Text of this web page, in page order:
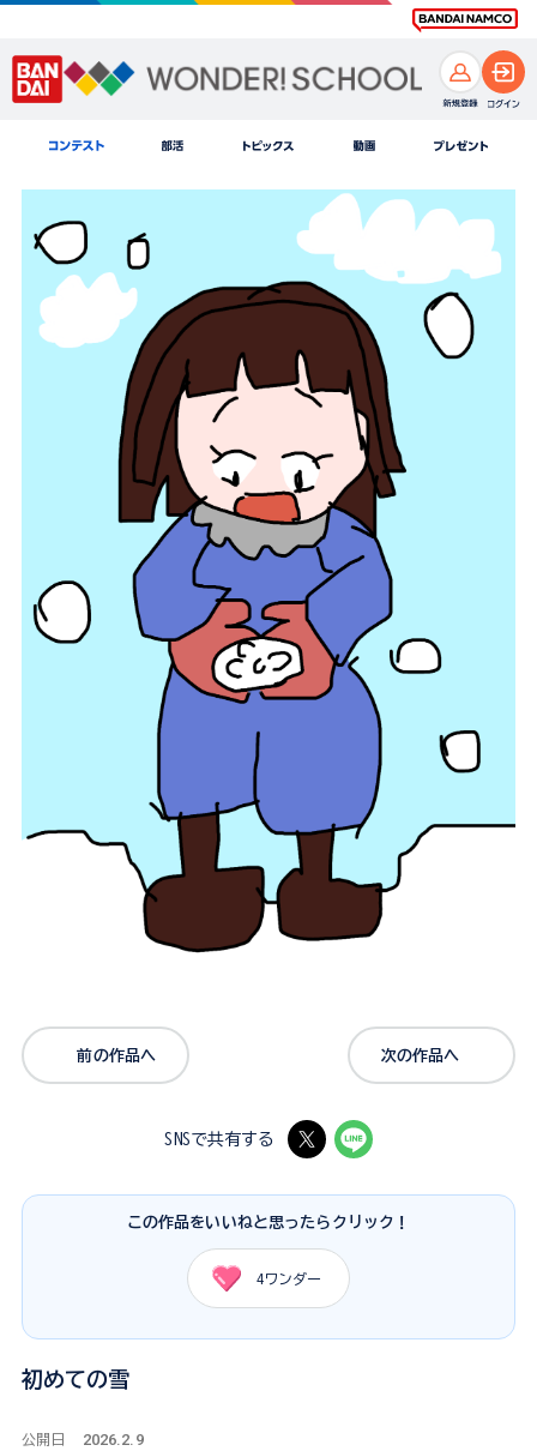
前の作品へ 次の作品へ
SNSで共有する
この作品をいいねと思ったらクリック！
4ワンダー
初めての雪
公開日 2026.2.9